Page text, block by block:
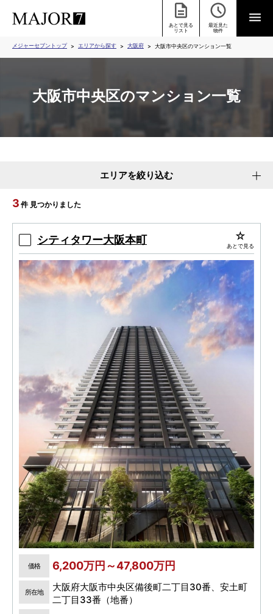
あとで見る
リスト
最近見た
物件
メジャーセブントップ エリアから探す 大阪府 大阪市中央区のマンション一覧
大阪市中央区のマンション一覧
エリアを絞り込む
3 件 見つかりました
シティタワー大阪本町 あとで見る
価格 6,200万円～47,800万円
所在地
大阪府大阪市中央区備後町二丁目30番、安土町
二丁目33番（地番）